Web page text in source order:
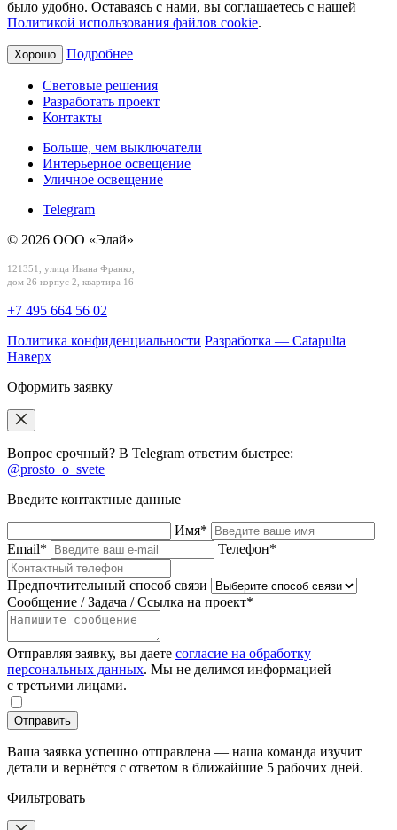
было удобно. Оставаясь с нами, вы соглашаетесь с нашей
Политикой использования файлов cookie.
Хорошо Подробнее
Световые решения
Разработать проект
Контакты
Больше, чем выключатели
Интерьерное освещение
Уличное освещение
Telegram
© 2026 ООО «Элай»
121351, улица Ивана Франко,
дом 26 корпус 2, квартира 16
+7 495 664 56 02
Политика конфиденциальности Разработка — Catapulta
Наверх
Оформить заявку
Вопрос срочный? В Telegram ответим быстрее:
@prosto_o_svete
Введите контактные данные
Имя*
Email*
Телефон*
Предпочтительный способ связи
Сообщение / Задача / Ссылка на проект*
Отправляя заявку, вы даете согласие на обработку
персональных данных. Мы не делимся информацией
с третьими лицами.
Отправить
Ваша заявка успешно отправлена — наша команда изучит
детали и вернётся с ответом в ближайшие 5 рабочих дней.
Фильтровать